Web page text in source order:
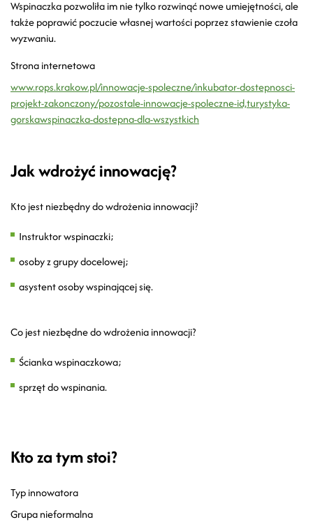
Wspinaczka pozwoliła im nie tylko rozwinąć nowe umiejętności, ale
także poprawić poczucie własnej wartości poprzez stawienie czoła
wyzwaniu.
Strona internetowa
www.rops.krakow.pl/innowacje-spoleczne/inkubator-dostepnosci-
projekt-zakonczony/pozostale-innowacje-spoleczne-id,turystyka-
gorskawspinaczka-dostepna-dla-wszystkich
Jak wdrożyć innowację?
Kto jest niezbędny do wdrożenia innowacji?
Instruktor wspinaczki;
osoby z grupy docelowej;
asystent osoby wspinającej się.
Co jest niezbędne do wdrożenia innowacji?
Ścianka wspinaczkowa;
sprzęt do wspinania.
Kto za tym stoi?
Typ innowatora
Grupa nieformalna